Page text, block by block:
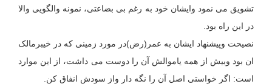
تشویق می نمود وایشان خود به رغم بی بضاعتی، نمونه والگویی والا
در این راه بود.
نصیحت وپیشنهاد ایشان به عمر(رض)در مورد زمینی که در خیبرمالک
ان بود وبیش از همه یاموالش آن را دوست می داشت، از این موارد
است: اگر خواستی اصل آن را نگه دار واز سودش انفاق کن.